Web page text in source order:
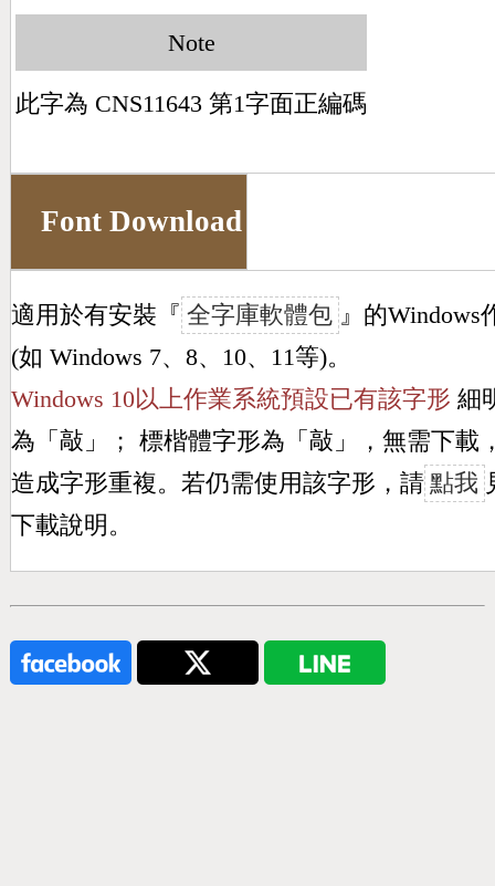
Note
此字為 CNS11643 第1字面正編碼
Font Download
適用於有安裝『 全字庫軟體包 』的Windows
(如 Windows 7、8、10、11等)。
Windows 10以上作業系統預設已有該字形 細
為「 敲 」； 標楷體字形為「 敲 」，無需下載
造成字形重複。若仍需使用該字形，請 點我
下載說明。